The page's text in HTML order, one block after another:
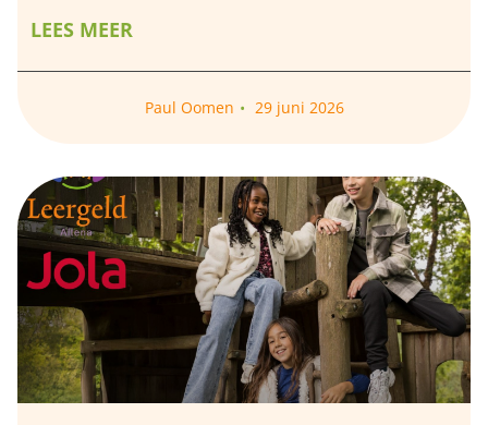
LEES MEER
Paul Oomen 29 juni 2026